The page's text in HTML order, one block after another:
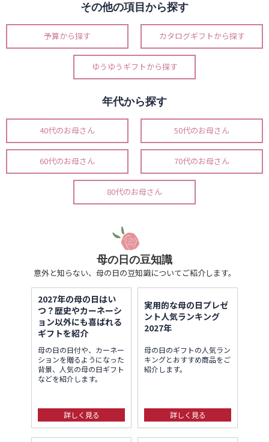
その他の項目から探す
予算から探す カタログギフトから探す
ゆうゆうギフトから探す
年代から探す
40代のお母さん 50代のお母さん
60代のお母さん 70代のお母さん
80代のお母さん
母の日の豆知識
意外と知らない、母の日の豆知識についてご紹介します。
2027年の母の日はい
つ？歴史やカーネーシ
ョン以外にも喜ばれる
ギフトを紹介
母の日の日付や、カーネー
ションを贈るようになった
背景、人気の母の日ギフト
などを紹介します。
詳しく見る
実用的な母の日プレゼ
ント人気ランキング
2027年
母の日のギフトの人気ラン
キングとおすすめ商品をご
紹介します。
詳しく見る